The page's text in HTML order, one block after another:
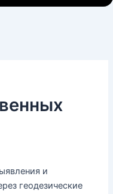
и
геодезические